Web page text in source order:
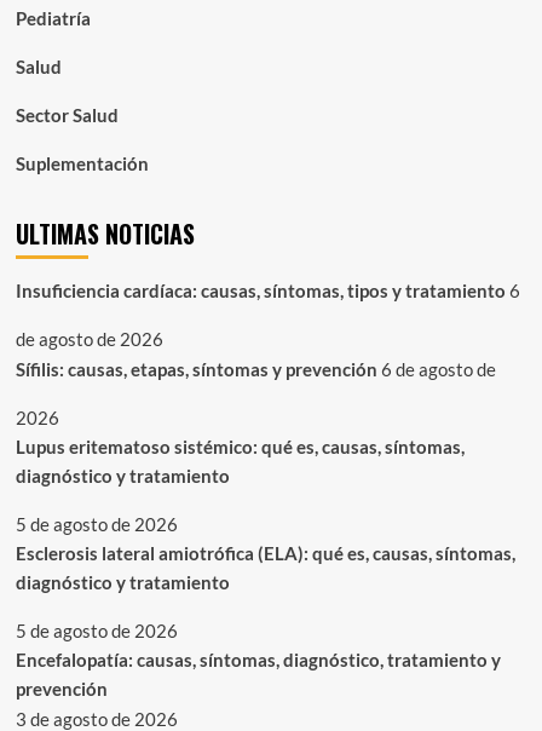
Pediatría
Salud
Sector Salud
Suplementación
ULTIMAS NOTICIAS
Insuficiencia cardíaca: causas, síntomas, tipos y tratamiento 6
de agosto de 2026
Sífilis: causas, etapas, síntomas y prevención 6 de agosto de
2026
Lupus eritematoso sistémico: qué es, causas, síntomas,
diagnóstico y tratamiento
5 de agosto de 2026
Esclerosis lateral amiotrófica (ELA): qué es, causas, síntomas,
diagnóstico y tratamiento
5 de agosto de 2026
Encefalopatía: causas, síntomas, diagnóstico, tratamiento y
prevención
3 de agosto de 2026